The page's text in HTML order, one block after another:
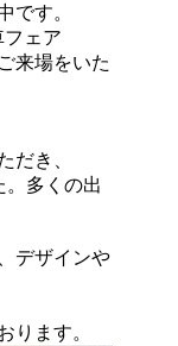
です。
フェア
来場をいた
だき、
多くの出
デザインや
ります。